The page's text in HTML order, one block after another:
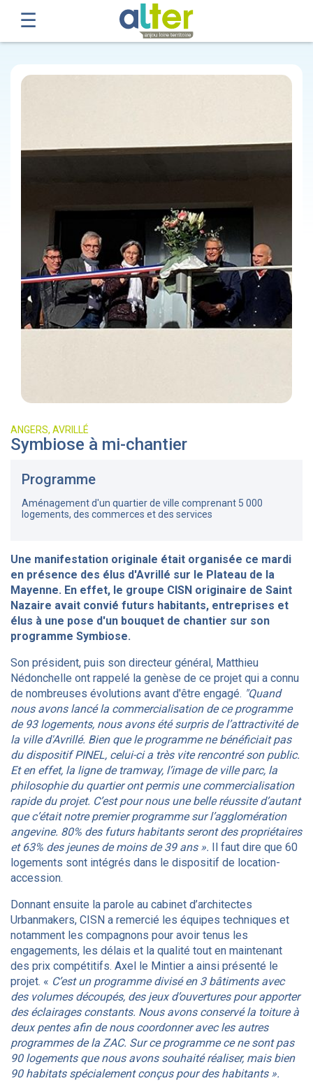
ANGERS, AVRILLÉ
Symbiose à mi-chantier
Programme
Aménagement d'un quartier de ville comprenant 5 000
logements, des commerces et des services
Une manifestation originale était organisée ce mardi
en présence des élus d'Avrillé sur le Plateau de la
Mayenne. En effet, le groupe CISN originaire de Saint
Nazaire avait convié futurs habitants, entreprises et
élus à une pose d'un bouquet de chantier sur son
programme Symbiose.
Son président, puis son directeur général, Matthieu
Nédonchelle ont rappelé la genèse de ce projet qui a connu
de nombreuses évolutions avant d'être engagé. "Quand
nous avons lancé la commercialisation de ce programme
de 93 logements, nous avons été surpris de l’attractivité de
la ville d'Avrillé. Bien que le programme ne bénéficiait pas
du dispositif PINEL, celui-ci a très vite rencontré son public.
Et en effet, la ligne de tramway, l’image de ville parc, la
philosophie du quartier ont permis une commercialisation
rapide du projet. C’est pour nous une belle réussite d’autant
que c’était notre premier programme sur l’agglomération
angevine. 80% des futurs habitants seront des propriétaires
et 63% des jeunes de moins de 39 ans ». Il faut dire que 60
logements sont intégrés dans le dispositif de location-
accession.
Donnant ensuite la parole au cabinet d’architectes
Urbanmakers, CISN a remercié les équipes techniques et
notamment les compagnons pour avoir tenus les
engagements, les délais et la qualité tout en maintenant
des prix compétitifs. Axel le Mintier a ainsi présenté le
projet. « C’est un programme divisé en 3 bâtiments avec
des volumes découpés, des jeux d’ouvertures pour apporter
des éclairages constants. Nous avons conservé la toiture à
deux pentes afin de nous coordonner avec les autres
programmes de la ZAC. Sur ce programme ce ne sont pas
90 logements que nous avons souhaité réaliser, mais bien
90 habitats spécialement conçus pour des habitants ».